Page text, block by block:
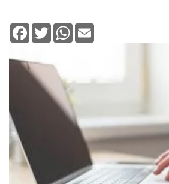
Facebook
TwitterWhatsApp